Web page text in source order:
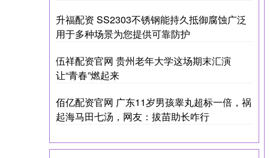
升福配资 SS2303不锈钢能持久抵御腐蚀广泛
用于多种场景为您提供可靠防护
伍祥配资官网 贵州老年大学这场期末汇演
让“青春”燃起来
佰亿配资官网 广东11岁男孩睾丸超标一倍，祸
起海马田七汤，网友：拔苗助长咋行